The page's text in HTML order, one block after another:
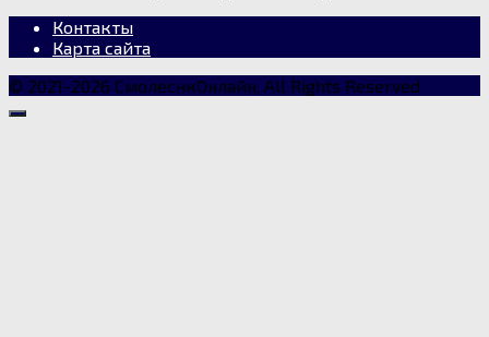
Контакты
Карта сайта
© 2021-2026 СмолеснкОнлайн, All Rights Reserved